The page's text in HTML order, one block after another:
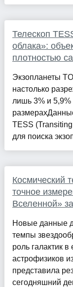
Телескоп
облака»:
плотностью
Экзопланеты
настолько
лишь 3% и
TESS
для поиска
Космический
точное
Вселенной»
Новые данные
темпы
роль галактик
астрофизиков
представила
сегодняшний